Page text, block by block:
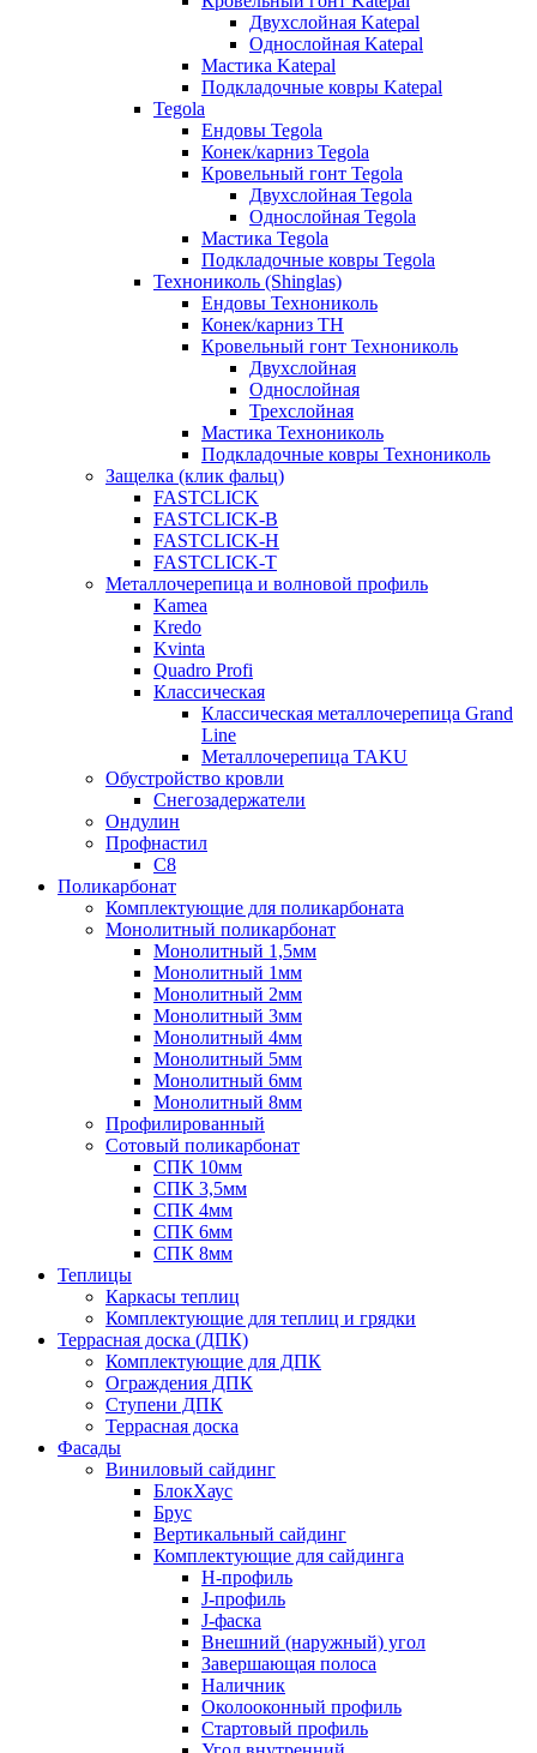
Двухслойная Katepal
Однослойная Katepal
Мастика Katepal
Подкладочные ковры Katepal
Tegola
Ендовы Tegola
Конек/карниз Tegola
Кровельный гонт Tegola
Двухслойная Tegola
Однослойная Tegola
Мастика Tegola
Подкладочные ковры Tegola
Технониколь (Shinglas)
Ендовы Технониколь
Конек/карниз ТН
Кровельный гонт Технониколь
Двухслойная
Однослойная
Трехслойная
Мастика Технониколь
Подкладочные ковры Технониколь
Защелка (клик фальц)
FASTCLICK
FASTCLICK-B
FASTCLICK-H
FASTCLICK-T
Металлочерепица и волновой профиль
Kamea
Kredo
Kvinta
Quadro Profi
Классическая
Классическая металлочерепица Grand
Line
Металлочерепица TAKU
Обустройство кровли
Снегозадержатели
Ондулин
Профнастил
С8
Поликарбонат
Комплектующие для поликарбоната
Монолитный поликарбонат
Монолитный 1,5мм
Монолитный 1мм
Монолитный 2мм
Монолитный 3мм
Монолитный 4мм
Монолитный 5мм
Монолитный 6мм
Монолитный 8мм
Профилированный
Сотовый поликарбонат
СПК 10мм
СПК 3,5мм
СПК 4мм
СПК 6мм
СПК 8мм
Теплицы
Каркасы теплиц
Комплектующие для теплиц и грядки
Террасная доска (ДПК)
Комплектующие для ДПК
Ограждения ДПК
Ступени ДПК
Террасная доска
Фасады
Виниловый сайдинг
БлокХаус
Брус
Вертикальный сайдинг
Комплектующие для сайдинга
H-профиль
J-профиль
J-фаска
Внешний (наружный) угол
Завершающая полоса
Наличник
Околооконный профиль
Стартовый профиль